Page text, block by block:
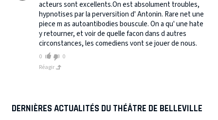
acteurs sont excellents.On est absolument troubles,
hypnotises par la perversition d' Antonin. Rare net une
piece m as autoantibodies bouscule. On a qu' une hate
y retourner, et voir de quelle facon dans d autres
circonstances, les comediens vont se jouer de nous.
0
0
Réagir
DERNIÈRES ACTUALITÉS DU THÉÂTRE DE BELLEVILLE